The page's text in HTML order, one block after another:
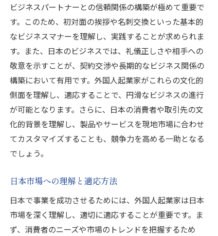
ビジネスパートナーとの信頼関係の構築が極めて重要で
す。このため、初対面の挨拶や名刺交換といった基本的
なビジネスマナーを理解し、実践することが求められま
す。また、日本のビジネスでは、礼儀正しさや相手への
敬意を示すことが、契約交渉や長期的なビジネス関係の
構築において有用です。外国人起業家がこれらの文化的
側面を理解し、適応することで、円滑なビジネスの進行
が可能となります。さらに、日本の消費者や取引先の文
化的背景を理解し、製品やサービスを現地市場に合わせ
てカスタマイズすることも、競争力を高める一助となる
でしょう。
日本市場への理解と適応方法
日本で事業を成功させるためには、外国人起業家は日本
市場を深く理解し、適切に適応することが重要です。ま
ず、消費者のニーズや市場のトレンドを把握するため